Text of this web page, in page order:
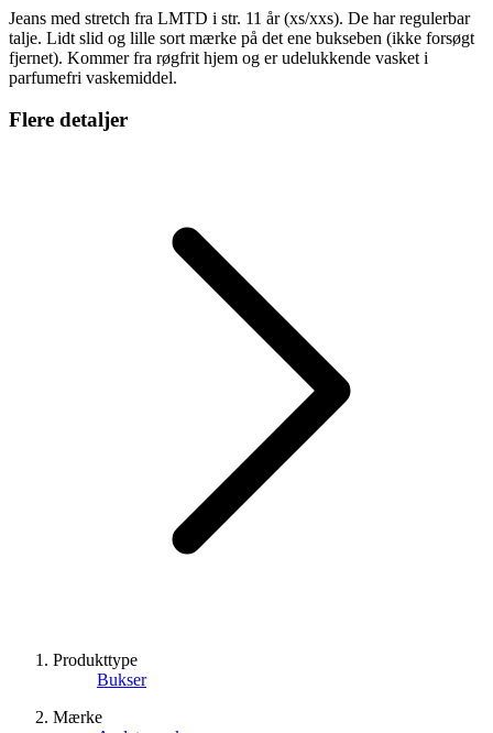
Jeans med stretch fra LMTD i str. 11 år (xs/xxs). De har regulerbar
talje. Lidt slid og lille sort mærke på det ene bukseben (ikke forsøgt
fjernet). Kommer fra røgfrit hjem og er udelukkende vasket i
parfumefri vaskemiddel.
Flere detaljer
Produkttype
Bukser
Mærke